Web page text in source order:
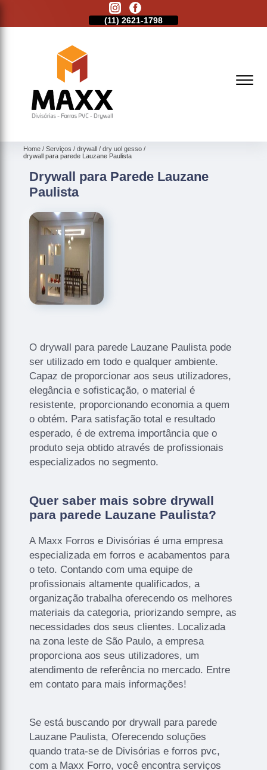
(11) 2621-1798
Home Serviços drywall
dry uol gesso
drywall para parede Lauzane Paulista
Drywall para Parede Lauzane
Paulista
O drywall para parede Lauzane Paulista pode
ser utilizado em todo e qualquer ambiente.
Capaz de proporcionar aos seus utilizadores,
elegância e sofisticação, o material é
resistente, proporcionando economia a quem
o obtém. Para satisfação total e resultado
esperado, é de extrema importância que o
produto seja obtido através de profissionais
especializados no segmento.
Quer saber mais sobre drywall
para parede Lauzane Paulista?
A Maxx Forros e Divisórias é uma empresa
especializada em forros e acabamentos para
o teto. Contando com uma equipe de
profissionais altamente qualificados, a
organização trabalha oferecendo os melhores
materiais da categoria, priorizando sempre, as
necessidades dos seus clientes. Localizada
na zona leste de São Paulo, a empresa
proporciona aos seus utilizadores, um
atendimento de referência no mercado. Entre
em contato para mais informações!
Se está buscando por drywall para parede
Lauzane Paulista, Oferecendo soluções
quando trata-se de Divisórias e forros pvc,
com a Maxx Forro, você encontra serviços